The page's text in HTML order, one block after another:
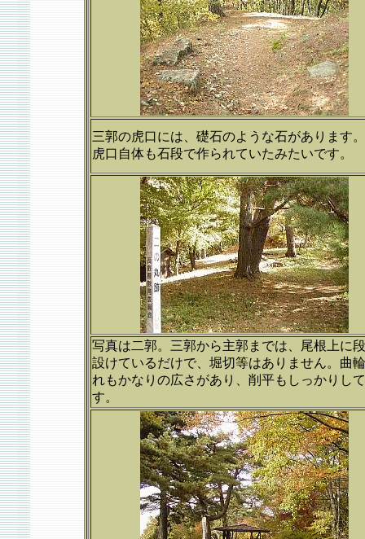
三郭の虎口には、礎石のような石があります
虎口自体も石段で作られていたみたいです。
写真は二郭。三郭から主郭までは、尾根上に
設けているだけで、堀切等はありません。曲
れもかなりの広さがあり、削平もしっかりし
す。